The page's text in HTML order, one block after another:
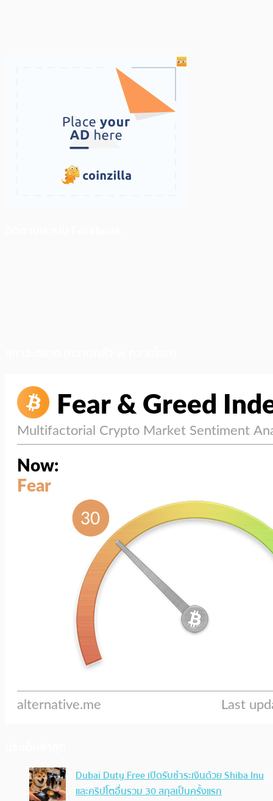
Dubai Duty Free เปิดรับชำระเงินด้วย Shiba Inu
และคริปโตอื่นรวม 30 สกุลเป็นครั้งแรก